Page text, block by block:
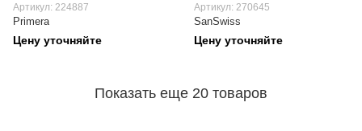
Артикул: 224887
Primera
Цену уточняйте
Артикул: 270645
SanSwiss
Цену уточняйте
Показать еще 20 товаров